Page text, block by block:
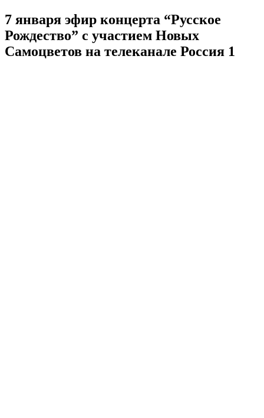
7 января эфир концерта “Русское
Рождество” с участием Новых
Самоцветов на телеканале Россия 1